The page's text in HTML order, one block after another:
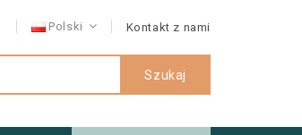
Polski Kontakt z nami
Szukaj